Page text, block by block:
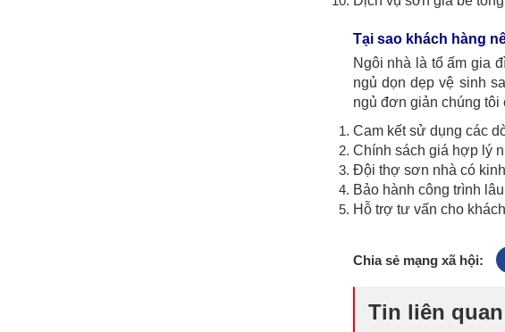
Tại sao khách hàng
Ngôi nhà là tổ ấm gia
ngủ dọn dẹp vệ sinh
ngủ đơn giản chúng
Cam kết sử dụng các
Chính sách giá hợp lý
Đội thợ sơn nhà có
Bảo hành công trình
Hỗ trợ tư vấn cho
Chia sẻ mạng xã hội:
Tin liên quan